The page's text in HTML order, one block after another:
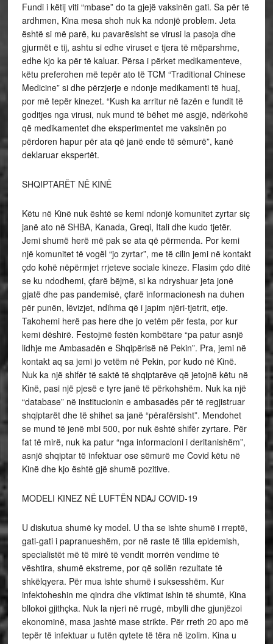
Fundi i këtij viti “mbase” do ta gjejë vaksinën gati. Sa për të
ardhmen, Kina mesa shoh nuk ka ndonjë problem. Jeta
është si më parë, ku pavarësisht se virusi la pasoja dhe
gjurmët e tij, ashtu si edhe viruset e tjera të mëparshme,
edhe kjo ka për të kaluar. Përsa i përket medikamenteve,
këtu preferohen më tepër ato të TCM “Traditional Chinese
Medicine” si dhe përzjerje e ndonje medikamenti të huaj,
por më tepër kinezet. “Kush ka arritur në fazën e fundit të
goditjes nga virusi, nuk mund të bëhet më asgjë, ndërkohë
që medikamentet dhe eksperimentet me vaksinën po
përdoren hapur për ata që janë ende të sëmurë”, kanë
deklaruar ekspertët.
SHQIPTARËT NË KINË
Këtu në Kinë nuk është se kemi ndonjë komunitet zyrtar siç
janë ato në SHBA, Kanada, Greqi, Itali dhe kudo tjetër.
Jemi shumë herë më pak se ata që përmenda. Por kemi
një komunitet të vogël “jo zyrtar”, me të cilin jemi në kontakt
çdo kohë nëpërmjet rrjeteve sociale kineze. Flasim çdo ditë
se ku ndodhemi, çfarë bëjmë, si ka ndryshuar jeta jonë
gjatë dhe pas pandemisë, çfarë informacionesh na duhen
për punën, lëvizjet, ndihma që i japim njëri-tjetrit, etje.
Takohemi herë pas here dhe jo vetëm për festa, por kur
kemi dëshirë. Festojmë festën kombëtare “pa patur asnjë
lidhje me Ambasadën e Shqipërisë në Pekin”. Pra, jemi në
kontakt aq sa jemi jo vetëm në Pekin, por kudo në Kinë.
Nuk ka një shifër të saktë të shqiptarëve që jetojnë këtu në
Kinë, pasi një pjesë e tyre janë të përkohshëm. Nuk ka një
“database” në institucionin e ambasadës për të regjistruar
shqiptarët dhe të shihet sa janë “përafërsisht”. Mendohet
se mund të jenë mbi 500, por nuk është shifër zyrtare. Për
fat të mirë, nuk ka patur “nga informacioni i deritanishëm”,
asnjë shqiptar të infektuar ose sëmurë me Covid këtu në
Kinë dhe kjo është gjë shumë pozitive.
MODELI KINEZ NË LUFTËN NDAJ COVID-19
U diskutua shumë ky model. U tha se ishte shumë i rreptë,
gati-gati i papranueshëm, por në raste të tilla epidemish,
specialistët më të mirë të vendit morrën vendime të
vështira, shumë ekstreme, por që sollën rezultate të
shkëlqyera. Për mua ishte shumë i suksesshëm. Kur
infektoheshin me qindra dhe viktimat ishin të shumtë, Kina
bllokoi gjithçka. Nuk la njeri në rrugë, mbylli dhe gjunjëzoi
ekonominë, masa jashtë mase strikte. Për rreth 20 apo më
tepër të infektuar u futën qytete të tëra në izolim. Kina u